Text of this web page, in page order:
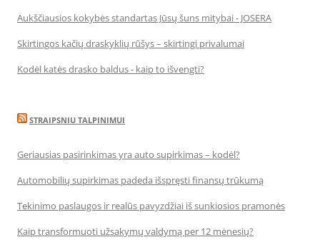
Aukščiausios kokybės standartas Jūsų šuns mitybai - JOSERA
Skirtingos kačių draskyklių rūšys – skirtingi privalumai
Kodėl katės drasko baldus - kaip to išvengti?
STRAIPSNIU TALPINIMUI
Geriausias pasirinkimas yra auto supirkimas – kodėl?
Automobilių supirkimas padeda išspręsti finansų trūkumą
Tekinimo paslaugos ir realūs pavyzdžiai iš sunkiosios pramonės
Kaip transformuoti užsakymų valdymą per 12 mėnesių?